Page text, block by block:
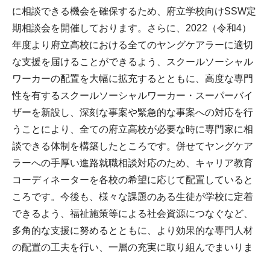
に相談できる機会を確保するため、府立学校向けSSW定
期相談会を開催しております。さらに、2022（令和4）
年度より府立高校における全てのヤングケアラーに適切
な支援を届けることができるよう、スクールソーシャル
ワーカーの配置を大幅に拡充するとともに、高度な専門
性を有するスクールソーシャルワーカー・スーパーバイ
ザーを新設し、深刻な事案や緊急的な事案への対応を行
うことにより、全ての府立高校が必要な時に専門家に相
談できる体制を構築したところです。併せてヤングケア
ラーへの手厚い進路就職相談対応のため、キャリア教育
コーディネーターを各校の希望に応じて配置していると
ころです。今後も、様々な課題のある生徒が学校に定着
できるよう、福祉施策等による社会資源につなぐなど、
多角的な支援に努めるとともに、より効果的な専門人材
の配置の工夫を行い、一層の充実に取り組んでまいりま